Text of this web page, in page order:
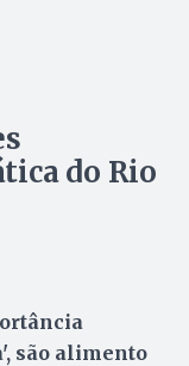
do Rio
são alimento